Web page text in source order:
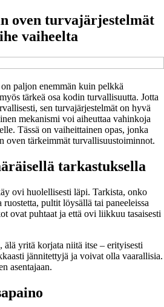
oven turvajärjestelmät
vaiheelta
paljon enemmän kuin pelkkä
tärkeä osa kodin turvallisuutta. Jotta
sen turvajärjestelmät on hyvä
mekanismi voi aiheuttaa vahinkoja
Tässä on vaiheittainen opas, jonka
oven tärkeimmät turvallisuustoiminnot.
tarkastuksella
ovi huolellisesti läpi. Tarkista, onko
pultit löysällä tai paneeleissa
ovat puhtaat ja että ovi liikkuu tasaisesti
älä yritä korjata niitä itse – erityisesti
jännitettyjä ja voivat olla vaarallisia.
asentajaan.